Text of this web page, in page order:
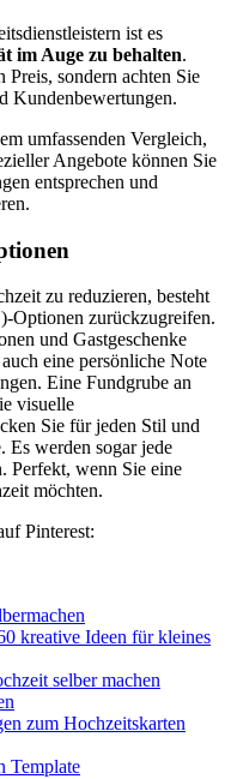
ist es
im Auge zu behalten.
sondern achten Sie
Kundenbewertungen.
umfassenden Vergleich,
Angebote können Sie
entsprechen und
zu reduzieren, besteht
Optionen zurückzugreifen.
und Gastgeschenke
eine persönliche Note
Eine Fundgrube an
visuelle
Sie für jeden Stil und
Es werden sogar jede
Perfekt, wenn Sie eine
möchten.
Pinterest:
kreative Ideen für kleines
selber machen
zum Hochzeitskarten
Template